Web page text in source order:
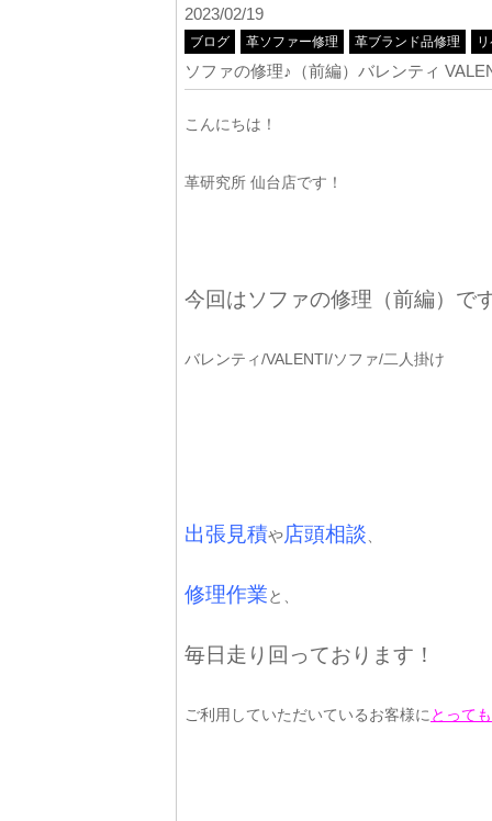
2023/02/19
ブログ 革ソファー修理 革ブランド品修理
ソファの修理♪（前編）バレンティ
こんにちは！
革研究所 仙台店です！
今回はソファの修理（前編）で
バレンティ/VALENTI/ソファ/二人掛け
出張見積や店頭相談
修理作業と、
毎日走り回っております！
ご利用していただいているお客様に とって